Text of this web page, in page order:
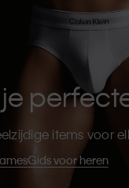
items voor
Gids voor heren